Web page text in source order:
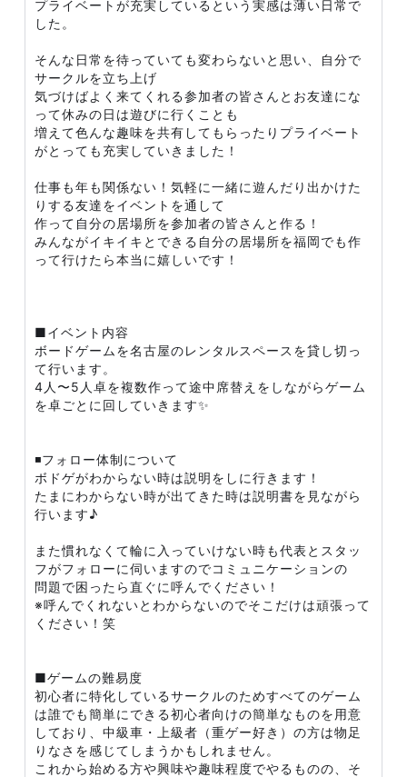
プライベートが充実しているという実感は薄い日常で
した。
そんな日常を待っていても変わらないと思い、自分で
サークルを立ち上げ
気づけばよく来てくれる参加者の皆さんとお友達にな
って休みの日は遊びに行くことも
増えて色んな趣味を共有してもらったりプライベート
がとっても充実していきました！
仕事も年も関係ない！気軽に一緒に遊んだり出かけた
りする友達をイベントを通して
作って自分の居場所を参加者の皆さんと作る！
みんながイキイキとできる自分の居場所を福岡でも作
って行けたら本当に嬉しいです！
■イベント内容
ボードゲームを名古屋のレンタルスペースを貸し切っ
て行います。
4人〜5人卓を複数作って途中席替えをしながらゲーム
を卓ごとに回していきます✨
◾️フォロー体制について
ボドゲがわからない時は説明をしに行きます！
たまにわからない時が出てきた時は説明書を見ながら
行います♪
また慣れなくて輪に入っていけない時も代表とスタッ
フがフォローに伺いますのでコミュニケーションの
問題で困ったら直ぐに呼んでください！
※呼んでくれないとわからないのでそこだけは頑張って
ください！笑
■ゲームの難易度
初心者に特化しているサークルのためすべてのゲーム
は誰でも簡単にできる初心者向けの簡単なものを用意
しており、中級車・上級者（重ゲー好き）の方は物足
りなさを感じてしまうかもしれません。
これから始める方や興味や趣味程度でやるものの、そ